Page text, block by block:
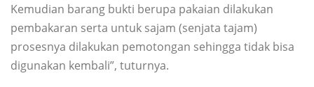
Kemudian barang bukti berupa pakaian dilakukan
pembakaran serta untuk sajam (senjata tajam)
prosesnya dilakukan pemotongan sehingga tidak bisa
digunakan kembali”, tuturnya.